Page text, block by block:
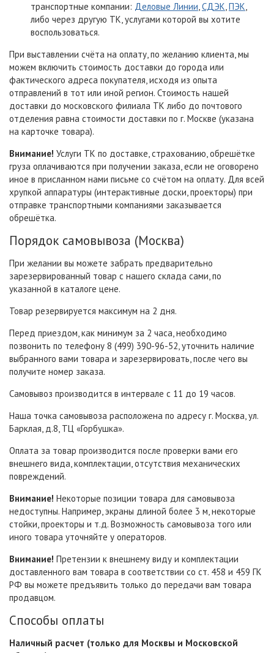
транспортные компании: Деловые Линии,СДЭК,ПЭК,
либо через другую ТК, услугами которой вы хотите
воспользоваться.
При выставлении счёта на оплату, по желанию клиента, мы
можем включить стоимость доставки до города или
фактического адреса покупателя, исходя из опыта
отправлений в тот или иной регион. Стоимость нашей
доставки до московского филиала ТК либо до почтового
отделения равна стоимости доставки по г. Москве (указана
на карточке товара).
Внимание! Услуги ТК по доставке, страхованию, обрешётке
груза оплачиваются при получении заказа, если не оговорено
иное в присланном нами письме со счётом на оплату. Для всей
хрупкой аппаратуры (интерактивные доски, проекторы) при
отправке транспортными компаниями заказывается
обрешётка.
Порядок самовывоза (Москва)
При желании вы можете забрать предварительно
зарезервированный товар с нашего склада сами, по
указанной в каталоге цене.
Товар резервируется максимум на 2 дня.
Перед приездом, как минимум за 2 часа, необходимо
позвонить по телефону 8 (499) 390-96-52, уточнить наличие
выбранного вами товара и зарезервировать, после чего вы
получите номер заказа.
Самовывоз производится в интервале с 11 до 19 часов.
Наша точка самовывоза расположена по адресу г. Москва, ул.
Барклая, д.8, ТЦ «Горбушка».
Оплата за товар производится после проверки вами его
внешнего вида, комплектации, отсутствия механических
повреждений.
Внимание! Некоторые позиции товара для самовывоза
недоступны. Например, экраны длиной более 3 м, некоторые
стойки, проекторы и т.д. Возможность самовывоза того или
иного товара уточняйте у операторов.
Внимание! Претензии к внешнему виду и комплектации
доставленного вам товара в соответствии со ст. 458 и 459 ГК
РФ вы можете предъявить только до передачи вам товара
продавцом.
Способы оплаты
Наличный расчет (только для Москвы и Московской